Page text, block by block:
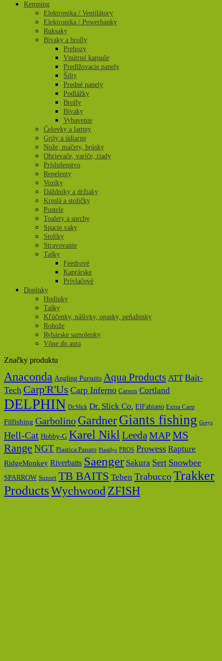
Kemping
Elektronika / Ventilátory
Elektronika / Powerbanky
Ruksaky
Bivaky a brolly
Prehozy
Vnútrné kapsule
Predlžovacie panely
Šilty
Predné panely
Podlážky
Brolly
Bivaky
Vybavenie
Čelovky a lampy
Grily a údiarne
Nože, mačety, brúsky
Ohrievače, variče, riady
Príslušenstvo
Repelenty
Vozíky
Dáždniky a držiaky
Kreslá a stoličky
Postele
Toalety a sprchy
Spacie vaky
Stolíky
Stravovanie
Tašky
Feedrové
Kaprárske
Prívlačové
Doplnky
Hodinky
Tašky
Kľúčenky, nášivky, opasky, peňaženky
Rohože
Rybárske samolepky
Vône do auta
Značky produktu
Anaconda Angling Pursuits Aqua Products ATT Bait-
Tech Carp'R'Us Carp Inferno Carson Cortland
DELPHIN Dr.Slick Dr. Slick Co. ElFabiano Extra Carp
Filfishing Garbolino GardnerGiants fishing Greys
Hell-Cat Hobby-G Karel Nikl Leeda MAPMS
Range NGT Plastica Panaro Plastilys PROS Prowess Rapture
RidgeMonkey Riverbaits Saenger Sakura Sert Snowbee
SPARROW Sunset TB BAITS Teben TrabuccoTrakker
ProductsWychwood ZFISH